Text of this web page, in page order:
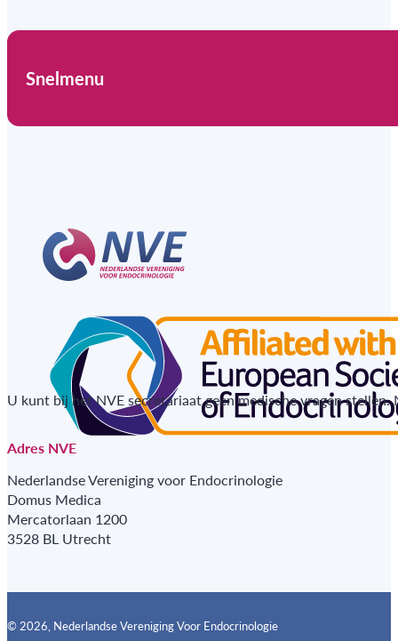
Snelmenu
U kunt bij het NVE secretariaat geen medische vragen
Adres NVE
Nederlandse Vereniging voor Endocrinologie
Domus Medica
Mercatorlaan 1200
3528 BL Utrecht
© 2026, Nederlandse Vereniging Voor Endocrinologie